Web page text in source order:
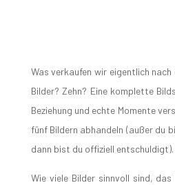
Was verkaufen wir eigentlich
Bilder? Zehn? Eine komplette
Beziehung und echte Momente
fünf Bildern abhandeln (außer du
dann bist du offiziell entschuldigt).
Wie viele Bilder sinnvoll sind,